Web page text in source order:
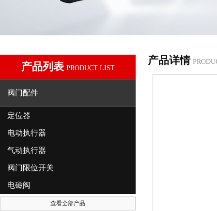
产品列表 PRODUCT LIST
阀门配件
定位器
电动执行器
气动执行器
阀门限位开关
电磁阀
查看全部产品
产品详情